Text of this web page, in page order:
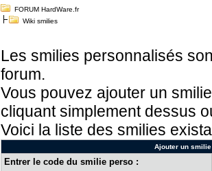
FORUM HardWare.fr
Wiki smilies
Les smilies personnalisés
forum.
Vous pouvez ajouter un
cliquant simplement dessus
Voici la liste des smilies
Ajouter un
Entrer le code du smilie perso :